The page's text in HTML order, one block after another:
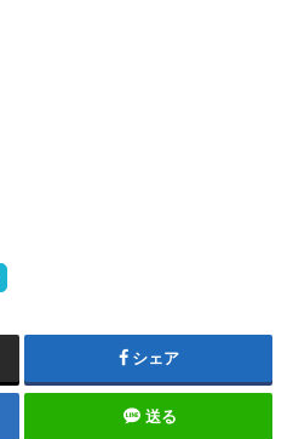
シェア
送る